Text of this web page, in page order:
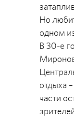
Но
одном
В 30-е
отдыха
части